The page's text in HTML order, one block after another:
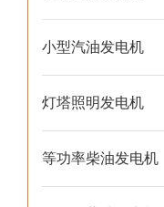
小型汽油发电机
灯塔照明发电机
等功率柴油发电机